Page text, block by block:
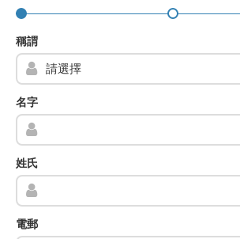
稱謂
名字
姓氏
電郵